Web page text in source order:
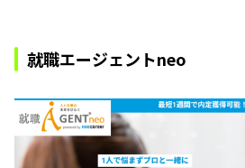
就職エージェントneo